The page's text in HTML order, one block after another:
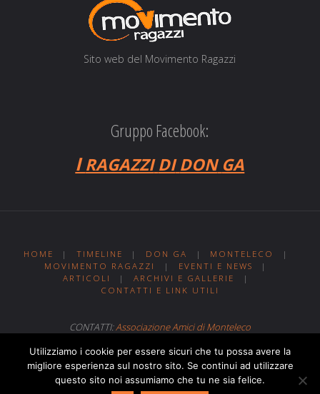
Sito web del Movi­men­to Ragazzi
Gruppo Facebook:
IRAGAZZI DI DON GA
HOME | TIMELINE | DON GA | MONTELECO
|
MOVIMENTO RAGAZZI
| EVENTI E NEWS
|
ARTICOLI
| ARCHIVI E GALLERIE
|
CONTATTI E LINK UTILI
CONTATTI:Associazione Amici di Monteleco
Sito web realizzato daWeb MIT
Powered byFluida&WordPress.
Utilizziamo i cookie per essere sicuri che tu possa avere la
migliore esperienza sul nostro sito. Se continui ad utilizzare
questo sito noi assumiamo che tu ne sia felice.